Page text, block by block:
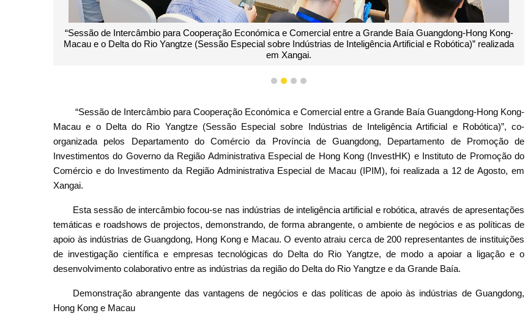
“Sessão de Intercâmbio para Cooperação Económica e Comercial entre a Grande Baía Guangdong-Hong Kong-
Macau e o Delta do Rio Yangtze (Sessão Especial sobre Indústrias de Inteligência Artificial e Robótica)” realizada
em Xangai.
1 2 3 4
“Sessão de Intercâmbio para Cooperação Económica e Comercial entre a Grande Baía Guangdong-Hong Kong-
Macau e o Delta do Rio Yangtze (Sessão Especial sobre Indústrias de Inteligência Artificial e Robótica)”, co-
organizada pelos Departamento do Comércio da Província de Guangdong, Departamento de Promoção de
Investimentos do Governo da Região Administrativa Especial de Hong Kong (InvestHK) e Instituto de Promoção do
Comércio e do Investimento da Região Administrativa Especial de Macau (IPIM), foi realizada a 12 de Agosto, em
Xangai.
Esta sessão de intercâmbio focou-se nas indústrias de inteligência artificial e robótica, através de apresentações
temáticas e roadshows de projectos, demonstrando, de forma abrangente, o ambiente de negócios e as políticas de
apoio às indústrias de Guangdong, Hong Kong e Macau. O evento atraiu cerca de 200 representantes de instituições
de investigação científica e empresas tecnológicas do Delta do Rio Yangtze, de modo a apoiar a ligação e o
desenvolvimento colaborativo entre as indústrias da região do Delta do Rio Yangtze e da Grande Baía.
Demonstração abrangente das vantagens de negócios e das políticas de apoio às indústrias de Guangdong,
Hong Kong e Macau